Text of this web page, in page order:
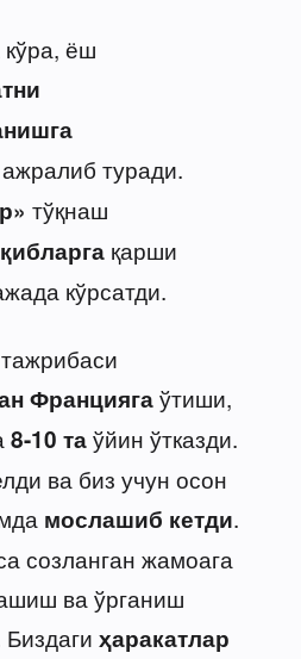
кўра, ёш
туради.
тўқнаш
қарши
кўрсатди.
Франциягаўтиши,
8-10 таўйин ўтказди.
ва биз учун осон
мослашиб кетди.
созланган жамоага
ва ўрганиш
ҳаракатлар